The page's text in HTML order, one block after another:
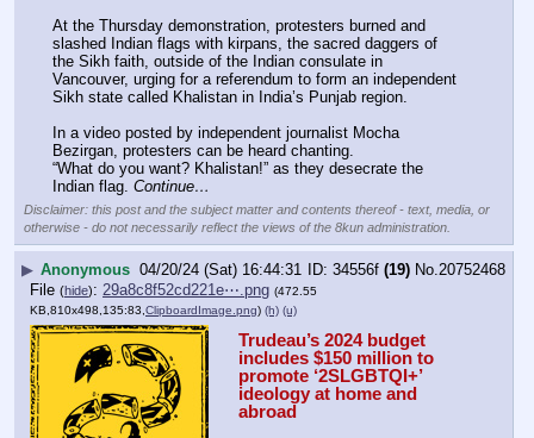
At the Thursday demonstration, protesters burned and
slashed Indian flags with kirpans, the sacred daggers of
the Sikh faith, outside of the Indian consulate in
Vancouver, urging for a referendum to form an independent
Sikh state called Khalistan in India’s Punjab region.
In a video posted by independent journalist Mocha
Bezirgan, protesters can be heard chanting.
“What do you want? Khalistan!” as they desecrate the
Indian flag. Continue…
Disclaimer: this post and the subject matter and contents thereof - text, media, or
otherwise - do not necessarily reflect the views of the 8kun administration.
▶ Anonymous 04/20/24 (Sat) 16:44:31 34556f (19) No. 20752468
File (hide): 29a8c8f52cd221e⋯.png (472.55
KB,810x498,135:83,ClipboardImage.png) (h) (u)
Trudeau’s 2024 budget
includes $150 million to
promote ‘2SLGBTQI+’
ideology at home and
abroad